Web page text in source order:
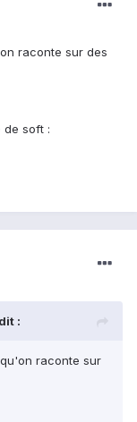
raconte sur des
de soft :
:
raconte sur